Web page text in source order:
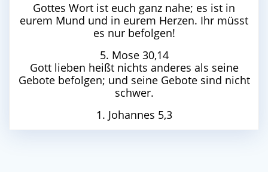
Gottes Wort ist euch ganz nahe; es ist in
eurem Mund und in eurem Herzen. Ihr müsst
es nur befolgen!
5. Mose 30,14
Gott lieben heißt nichts anderes als seine
Gebote befolgen; und seine Gebote sind nicht
schwer.
1. Johannes 5,3